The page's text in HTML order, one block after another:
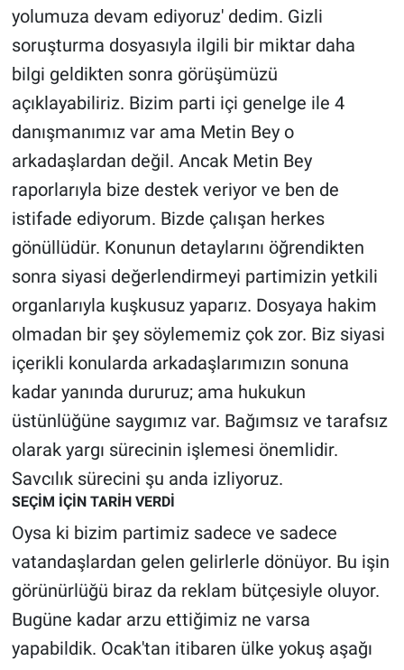
yolumuza devam ediyoruz' dedim. Gizli
soruşturma dosyasıyla ilgili bir miktar daha
bilgi geldikten sonra görüşümüzü
açıklayabiliriz. Bizim parti içi genelge ile 4
danışmanımız var ama Metin Bey o
arkadaşlardan değil. Ancak Metin Bey
raporlarıyla bize destek veriyor ve ben de
istifade ediyorum. Bizde çalışan herkes
gönüllüdür. Konunun detaylarını öğrendikten
sonra siyasi değerlendirmeyi partimizin yetkili
organlarıyla kuşkusuz yaparız. Dosyaya hakim
olmadan bir şey söylememiz çok zor. Biz siyasi
içerikli konularda arkadaşlarımızın sonuna
kadar yanında dururuz; ama hukukun
üstünlüğüne saygımız var. Bağımsız ve tarafsız
olarak yargı sürecinin işlemesi önemlidir.
Savcılık sürecini şu anda izliyoruz.
SEÇİM İÇİN TARİH VERDİ
Oysa ki bizim partimiz sadece ve sadece
vatandaşlardan gelen gelirlerle dönüyor. Bu işin
görünürlüğü biraz da reklam bütçesiyle oluyor.
Bugüne kadar arzu ettiğimiz ne varsa
yapabildik. Ocak'tan itibaren ülke yokuş aşağı